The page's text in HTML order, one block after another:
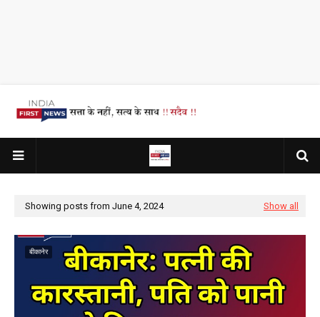
Showing posts from June 4, 2024 Show all
बीकानेर